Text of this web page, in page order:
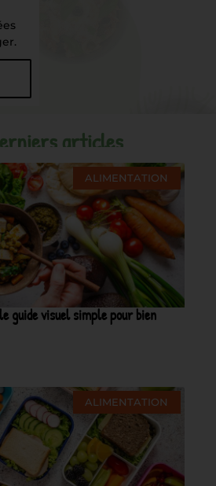
articles
ALIMENTATION
guide visuel simple pour bien
ALIMENTATION